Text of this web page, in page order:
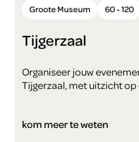
Tijgerzaal
Groote Museum 60 - 120
Organiseer jouw
Tijgerzaal, met uitzicht op
kom meer te weten